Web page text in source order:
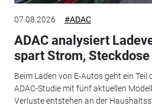
07.08.2026 #ADAC
ADAC analysiert
spart Strom, Steckdose
Beim Laden von E-Autos geht ein Teil
ADAC-Studie mit fünf aktuellen
Verluste entstehen an der